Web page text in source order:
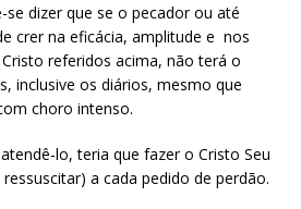
dizer que se o pecador ou até
crer na eficácia, amplitude e nos
referidos acima, não terá o
inclusive os diários, mesmo que
choro intenso.
lo, teria que fazer o Cristo Seu
a cada pedido de perdão.